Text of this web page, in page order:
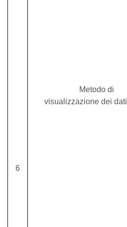
6
Metodo di
visualizzazione dei dati